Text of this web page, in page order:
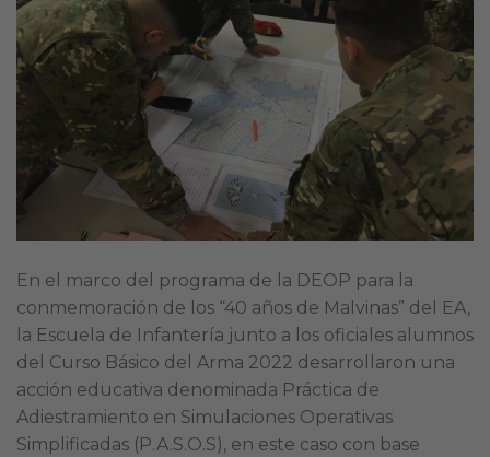
En el marco del programa de la DEOP para la
conmemoración de los “40 años de Malvinas” del EA,
la Escuela de Infantería junto a los oficiales alumnos
del Curso Básico del Arma 2022 desarrollaron una
acción educativa denominada Práctica de
Adiestramiento en Simulaciones Operativas
Simplificadas (P.A.S.O.S), en este caso con base